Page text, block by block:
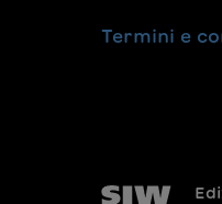
Termini e